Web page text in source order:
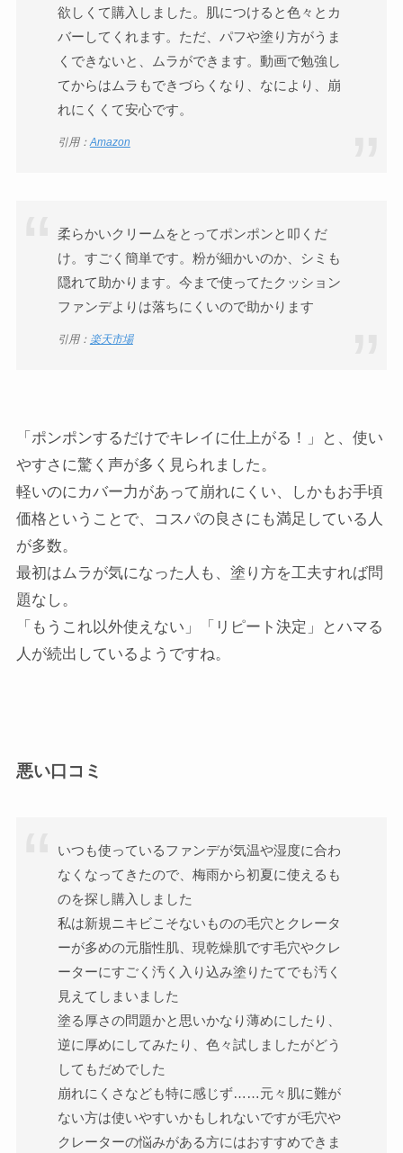
欲しくて購入しました。肌につけると色々とカ
バーしてくれます。ただ、パフや塗り方がうま
くできないと、ムラができます。動画で勉強し
てからはムラもできづらくなり、なにより、崩
れにくくて安心です。
引用：Amazon
柔らかいクリームをとってポンポンと叩くだ
け。すごく簡単です。粉が細かいのか、シミも
隠れて助かります。今まで使ってたクッション
ファンデよりは落ちにくいので助かります
引用： 楽天市場
「ポンポンするだけでキレイに仕上がる！」と、使い
やすさに驚く声が多く見られました。
軽いのにカバー力があって崩れにくい、しかもお手頃
価格ということで、コスパの良さにも満足している人
が多数。
最初はムラが気になった人も、塗り方を工夫すれば問
題なし。
「もうこれ以外使えない」「リピート決定」とハマる
人が続出しているようですね。
悪い口コミ
いつも使っているファンデが気温や湿度に合わ
なくなってきたので、梅雨から初夏に使えるも
のを探し購入しました
私は新規ニキビこそないものの毛穴とクレータ
ーが多めの元脂性肌、現乾燥肌です毛穴やクレ
ーターにすごく汚く入り込み塗りたてでも汚く
見えてしまいました
塗る厚さの問題かと思いかなり薄めにしたり、
逆に厚めにしてみたり、色々試しましたがどう
してもだめでした
崩れにくさなども特に感じず……元々肌に難が
ない方は使いやすいかもしれないですが毛穴や
クレーターの悩みがある方にはおすすめできま